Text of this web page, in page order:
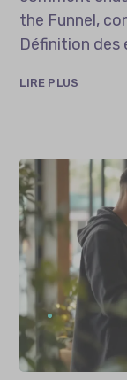
the Funnel,
Définition des
LIRE PLUS